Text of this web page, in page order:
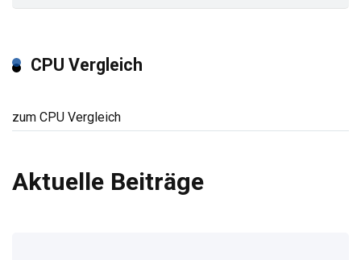
CPU Vergleich
zum CPU Vergleich
Aktuelle Beiträge